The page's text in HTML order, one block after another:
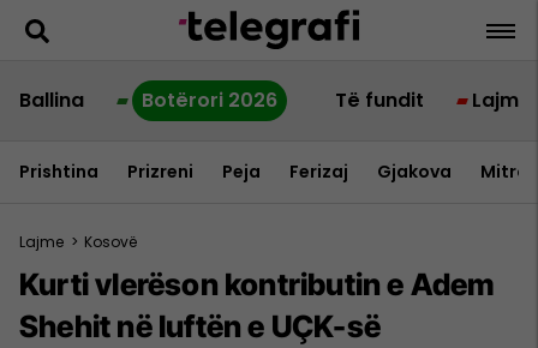
Ballina Botërori 2026 Të fundit Lajme
Prishtina Prizreni Peja Ferizaj Gjakova
Lajme > Kosovë
Kurti vlerëson kontributin e Adem
Shehit në luftën e UÇK-së